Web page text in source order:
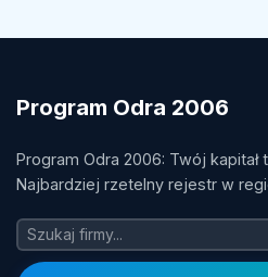
Program Odra 2006
Program Odra 2006: Twój
Najbardziej rzetelny rejestr w